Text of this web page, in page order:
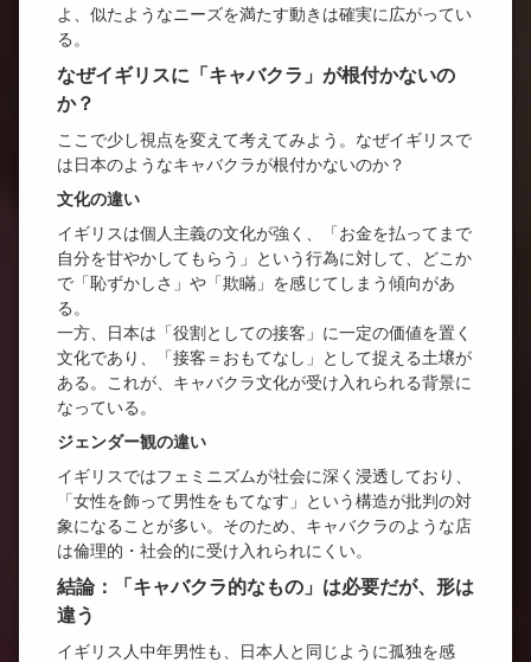
よ、似たようなニーズを満たす動きは確実に広がってい
る。
なぜイギリスに「キャバクラ」が根付かないの
か？
ここで少し視点を変えて考えてみよう。なぜイギリスで
は日本のようなキャバクラが根付かないのか？
文化の違い
イギリスは個人主義の文化が強く、「お金を払ってまで
自分を甘やかしてもらう」という行為に対して、どこか
で「恥ずかしさ」や「欺瞞」を感じてしまう傾向があ
る。
一方、日本は「役割としての接客」に一定の価値を置く
文化であり、「接客＝おもてなし」として捉える土壌が
ある。これが、キャバクラ文化が受け入れられる背景に
なっている。
ジェンダー観の違い
イギリスではフェミニズムが社会に深く浸透しており、
「女性を飾って男性をもてなす」という構造が批判の対
象になることが多い。そのため、キャバクラのような店
は倫理的・社会的に受け入れられにくい。
結論：「キャバクラ的なもの」は必要だが、形は
違う
イギリス人中年男性も、日本人と同じように孤独を感